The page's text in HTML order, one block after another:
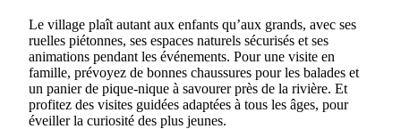
Le village plaît autant aux enfants qu’aux grands, avec ses
ruelles piétonnes, ses espaces naturels sécurisés et ses
animations pendant les événements. Pour une visite en
famille, prévoyez de bonnes chaussures pour les balades et
un panier de pique-nique à savourer près de la rivière. Et
profitez des visites guidées adaptées à tous les âges, pour
éveiller la curiosité des plus jeunes.